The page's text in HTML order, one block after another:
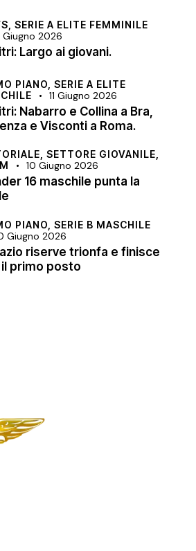
SERIE A ELITE FEMMINILE
Giugno 2026
Largo ai giovani.
PIANO, SERIE A ELITE
11 Giugno 2026
Nabarro e Collina a Bra,
e Visconti a Roma.
SETTORE GIOVANILE,
10 Giugno 2026
16 maschile punta la
PIANO, SERIE B MASCHILE
Giugno 2026
riserve trionfa e finisce
primo posto